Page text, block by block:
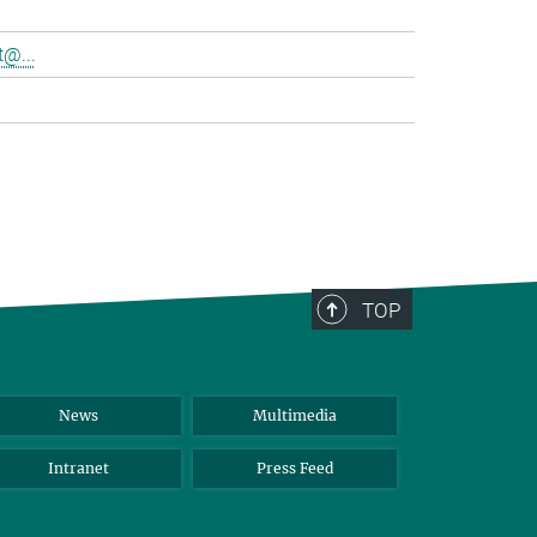
TOP
News Multimedia
Intranet Press Feed